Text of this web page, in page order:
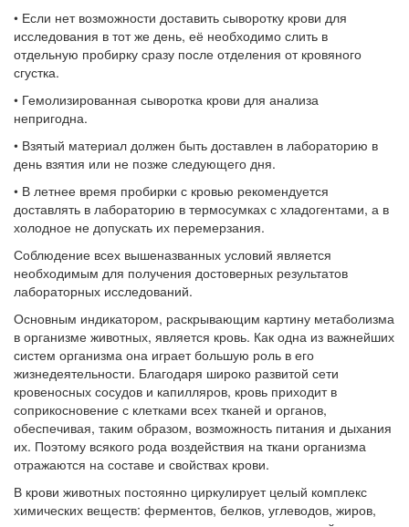
• Если нет возможности доставить сыворотку крови для
исследования в тот же день, её необходимо слить в
отдельную пробирку сразу после отделения от кровяного
сгустка.
• Гемолизированная сыворотка крови для анализа
непригодна.
• Взятый материал должен быть доставлен в лабораторию в
день взятия или не позже следующего дня.
• В летнее время пробирки с кровью рекомендуется
доставлять в лабораторию в термосумках с хладогентами, а в
холодное не допускать их перемерзания.
Соблюдение всех вышеназванных условий является
необходимым для получения достоверных результатов
лабораторных исследований.
Основным индикатором, раскрывающим картину метаболизма
в организме животных, является кровь. Как одна из важнейших
систем организма она играет большую роль в его
жизнедеятельности. Благодаря широко развитой сети
кровеносных сосудов и капилляров, кровь приходит в
соприкосновение с клетками всех тканей и органов,
обеспечивая, таким образом, возможность питания и дыхания
их. Поэтому всякого рода воздействия на ткани организма
отражаются на составе и свойствах крови.
В крови животных постоянно циркулирует целый комплекс
химических веществ: ферментов, белков, углеводов, жиров,